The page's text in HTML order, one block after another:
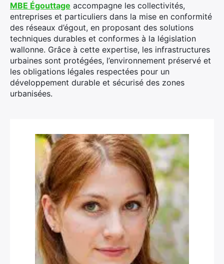
MBE Égouttage accompagne les collectivités,
entreprises et particuliers dans la mise en conformité
des réseaux d’égout, en proposant des solutions
techniques durables et conformes à la législation
wallonne. Grâce à cette expertise, les infrastructures
urbaines sont protégées, l’environnement préservé et
les obligations légales respectées pour un
développement durable et sécurisé des zones
urbanisées.